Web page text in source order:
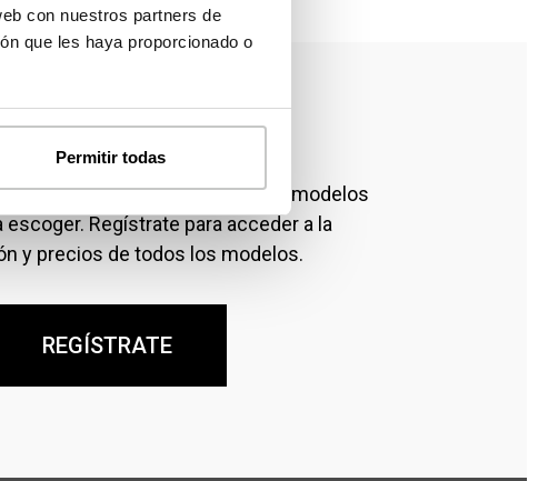
con nuestros partners de
que les haya proporcionado o
Permitir todas
modelos y precios
111 dispones de más de cien modelos
escoger. Regístrate para acceder a la
y precios de todos los modelos.
REGÍSTRATE